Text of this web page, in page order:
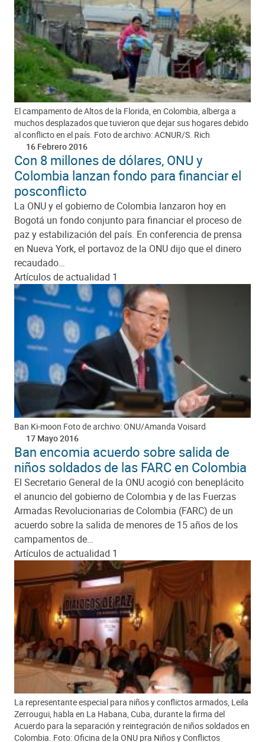
El campamento de Altos de la Florida, en Colombia, alberga a
muchos desplazados que tuvieron que dejar sus hogares debido
al conflicto en el país. Foto de archivo: ACNUR/S. Rich
16 Febrero 2016
Con 8 millones de dólares, ONU y
Colombia lanzan fondo para financiar el
posconflicto
La ONU y el gobierno de Colombia lanzaron hoy en
Bogotá un fondo conjunto para financiar el proceso de
paz y estabilización del país. En conferencia de prensa
en Nueva York, el portavoz de la ONU dijo que el dinero
recaudado…
Artículos de actualidad 1
Ban Ki-moon Foto de archivo: ONU/Amanda Voisard
17 Mayo 2016
Ban encomia acuerdo sobre salida de
niños soldados de las FARC en Colombia
El Secretario General de la ONU acogió con beneplácito
el anuncio del gobierno de Colombia y de las Fuerzas
Armadas Revolucionarias de Colombia (FARC) de un
acuerdo sobre la salida de menores de 15 años de los
campamentos de…
Artículos de actualidad 1
La representante especial para niños y conflictos armados, Leila
Zerrougui, habla en La Habana, Cuba, durante la firma del
Acuerdo para la separación y reintegración de niños soldados en
Colombia. Foto: Oficina de la ONU pra Niños y Conflictos